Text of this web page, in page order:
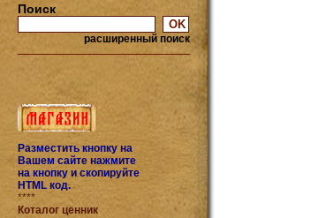
Поиск
расширенный поиск
Разместить кнопку на
Вашем сайте нажмите
на кнопку и скопируйте
HTML код.
****
Коталог ценник